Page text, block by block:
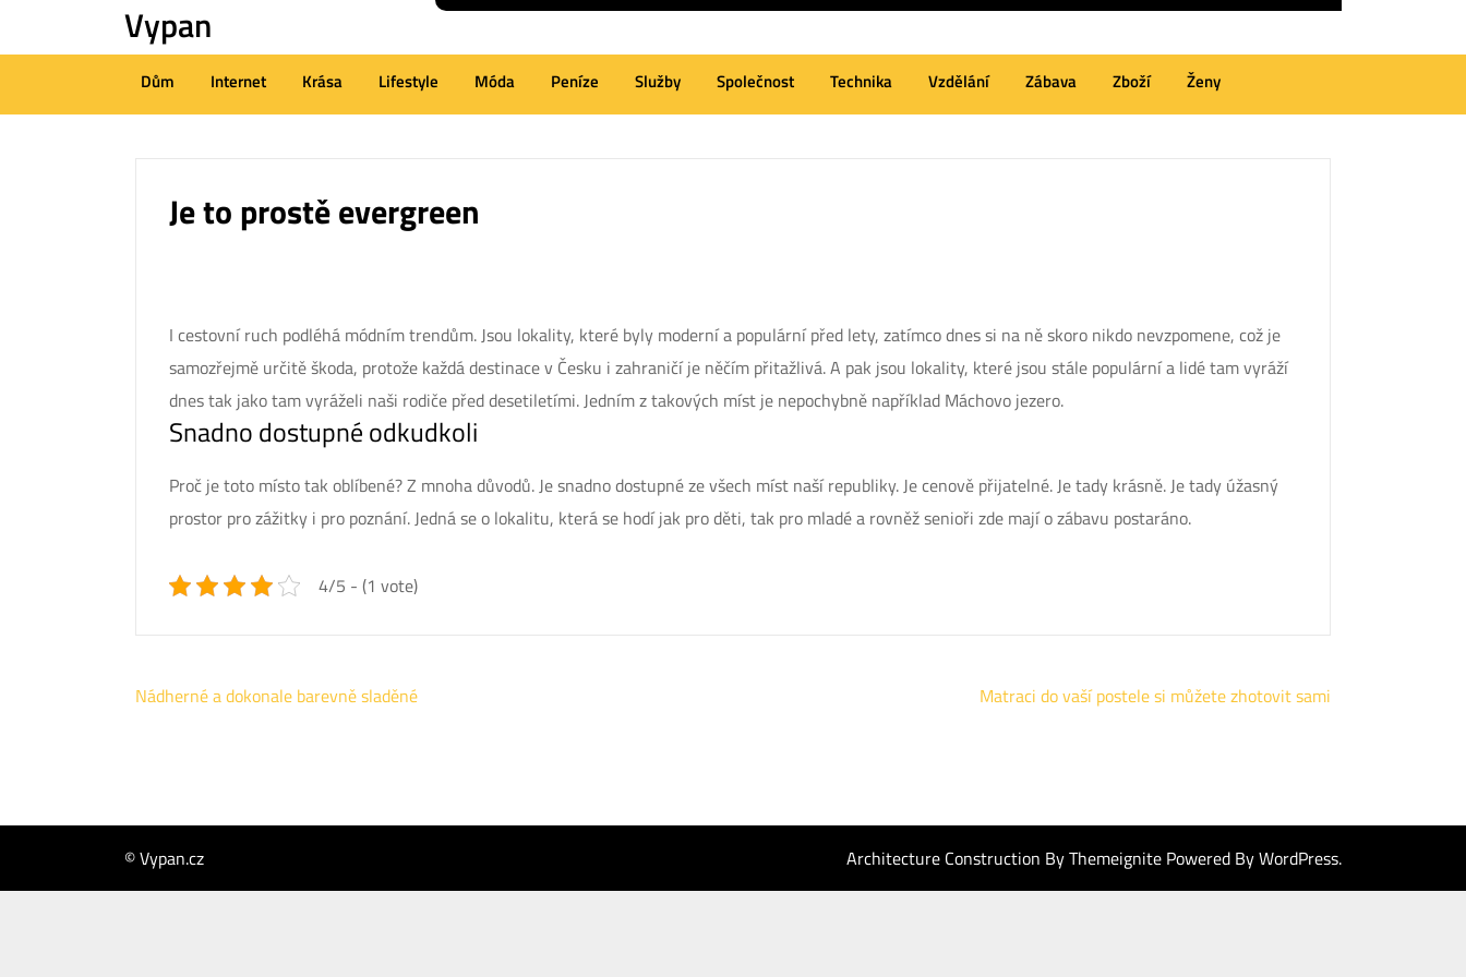
to
(Press
Vypan
Dům Internet Krása Lifestyle Móda Peníze Služby Společnost Technika Vzdělání Zábava Zboží Ženy
Je to prostě evergreen
I cestovní ruch podléhá módním trendům. Jsou lokality, které byly moderní a populární před lety, zatímco dnes si na ně skoro nikdo nevzpomene, což je
samozřejmě určitě škoda, protože každá destinace v Česku i zahraničí je něčím přitažlivá. A pak jsou lokality, které jsou stále populární a lidé tam vyráží
dnes tak jako tam vyráželi naši rodiče před desetiletími. Jedním z takových míst je nepochybně například Máchovo jezero.
Snadno dostupné odkudkoli
Proč je toto místo tak oblíbené? Z mnoha důvodů. Je snadno dostupné ze všech míst naší republiky. Je cenově přijatelné. Je tady krásně. Je tady úžasný
prostor pro zážitky i pro poznání. Jedná se o lokalitu, která se hodí jak pro děti, tak pro mladé a rovněž senioři zde mají o zábavu postaráno.
4/5 - (1 vote)
Navigace
Nádherné a dokonale barevně sladěné Matraci do vaší postele si můžete zhotovit sami
© Vypan.cz Architecture Construction ByThemeignite Powered ByWordPress.